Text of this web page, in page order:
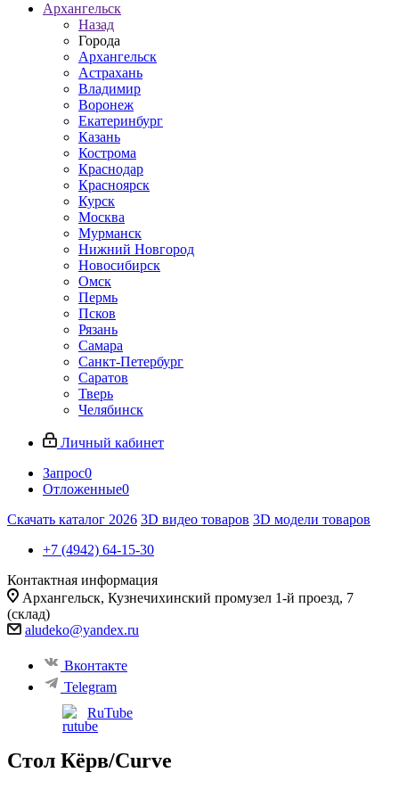
Архангельск
Назад
Города
Архангельск
Астрахань
Владимир
Воронеж
Екатеринбург
Казань
Кострома
Краснодар
Красноярск
Курск
Москва
Мурманск
Нижний Новгород
Новосибирск
Омск
Пермь
Псков
Рязань
Самара
Санкт-Петербург
Саратов
Тверь
Челябинск
Личный кабинет
Запрос0
Отложенные0
Скачать каталог 2026 3D видео товаров 3D модели товаров
+7 (4942) 64-15-30
Контактная информация
Архангельск, ​Кузнечихинский промузел 1-й проезд, 7
(склад)
aludeko@yandex.ru
Вконтакте
Telegram
RuTube
Стол Кёрв/Curve